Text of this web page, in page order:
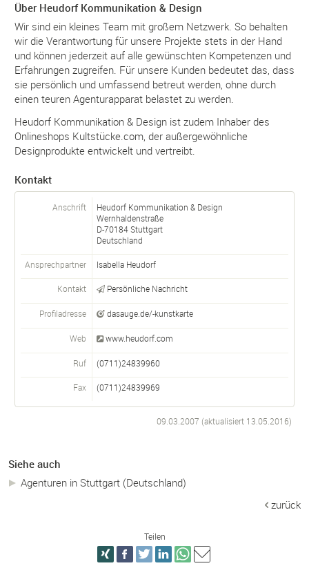
Über Heudorf Kommunikation & Design
Wir sind ein kleines Team mit großem Netzwerk. So behalten
wir die Verantwortung für unsere Projekte stets in der Hand
und können jederzeit auf alle gewünschten Kompetenzen und
Erfahrungen zugreifen. Für unsere Kunden bedeutet das, dass
sie persönlich und umfassend betreut werden, ohne durch
einen teuren Agenturapparat belastet zu werden.
Heudorf Kommunikation & Design ist zudem Inhaber des
Onlineshops Kultstücke.com, der außergewöhnliche
Designprodukte entwickelt und vertreibt.
Kontakt
Anschrift
Heudorf Kommunikation & Design
Wernhaldenstraße
D-70184Stuttgart
Deutschland
Ansprechpartner Isabella Heudorf
Kontakt Persönliche Nachricht
Profiladresse dasauge.de/-kunstkarte
Web www.heudorf.com
Ruf (0711)24839960
Fax (0711)24839969
09.03.2007 (aktualisiert 13.05.2016)
Siehe auch
Agenturen in Stuttgart (Deutschland)
zurück
Teilen